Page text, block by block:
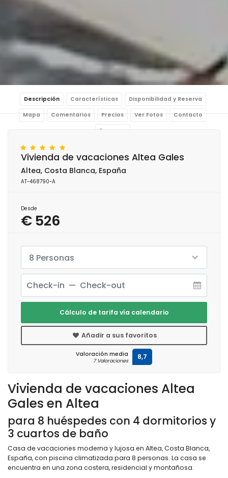
Descripción Características Disponibilidad y Reserva
Mapa Comentarios Precios Ver Fotos Contacto
Reservar
Vivienda de vacaciones Altea
Gales en Altea
para 8 huéspedes con 4 dormitorios y
3 cuartos de baño
Casa de vacaciones moderna y lujosa en Altea, Costa Blanca,
España, con piscina climatizada para 8 personas. La casa se
encuentra en una zona costera, residencial y montañosa.
Vivienda de vacaciones Altea Gales
Altea, Costa Blanca, España
AT-468790-A
Desde
€ 526
8 Personas
Cálculo de tarifa vía calendario
Añadir a sus favoritos
Valoración media
7 Valoraciones 8,7